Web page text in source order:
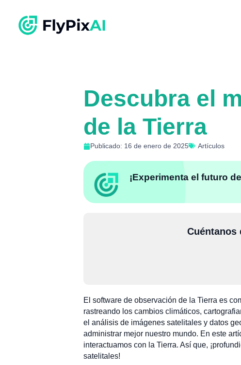
Descubra el
de la Tierra
Publicado: 16 de enero de 2025 Artículos
¡Experimenta el futuro
Cuéntanos
El software de observación de la Tierra es
rastreando los cambios climáticos,
el análisis de imágenes satelitales y datos
administrar mejor nuestro mundo. En este
interactuamos con la Tierra. Así que,
satelitales!